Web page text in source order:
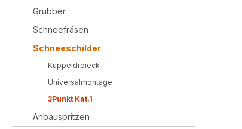
Grubber
Schneefräsen
Schneeschilder
Kuppeldreieck
Universalmontage
3Punkt Kat.1
Anbauspritzen